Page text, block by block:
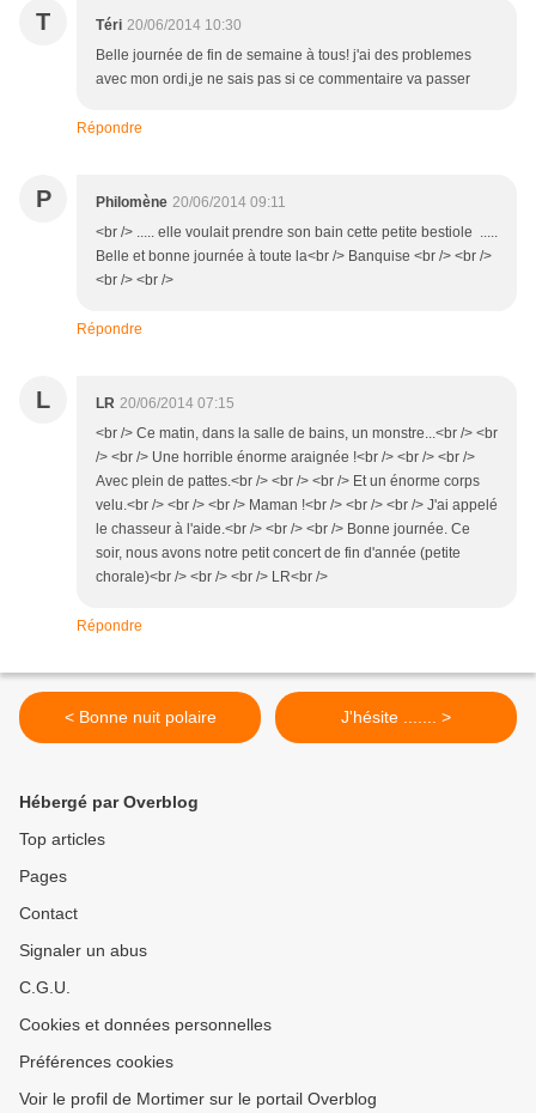
T Téri 20/06/2014 10:30
Belle journée de fin de semaine à tous! j'ai des problemes
avec mon ordi,je ne sais pas si ce commentaire va passer
Répondre
P Philomène 20/06/2014 09:11
<br /> ..... elle voulait prendre son bain cette petite bestiole .....
Belle et bonne journée à toute la<br /> Banquise <br /> <br />
<br /> <br />
Répondre
L LR 20/06/2014 07:15
<br /> Ce matin, dans la salle de bains, un monstre...<br /> <br
/> <br /> Une horrible énorme araignée !<br /> <br /> <br />
Avec plein de pattes.<br /> <br /> <br /> Et un énorme corps
velu.<br /> <br /> <br /> Maman !<br /> <br /> <br /> J'ai appelé
le chasseur à l'aide.<br /> <br /> <br /> Bonne journée. Ce
soir, nous avons notre petit concert de fin d'année (petite
chorale)<br /> <br /> <br /> LR<br />
Répondre
< Bonne nuit polaire J'hésite ....... >
Hébergé par Overblog
Top articles
Pages
Contact
Signaler un abus
C.G.U.
Cookies et données personnelles
Préférences cookies
Voir le profil de Mortimer sur le portail Overblog